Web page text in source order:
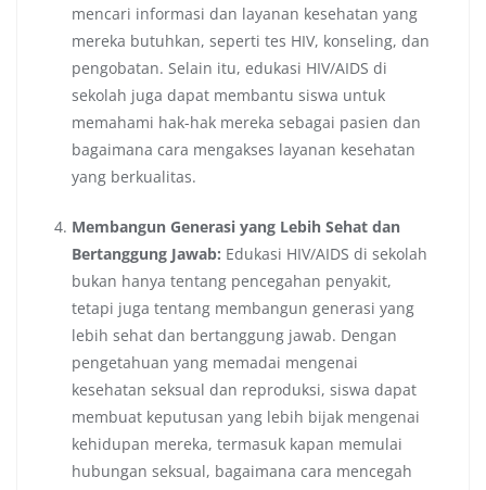
mencari informasi dan layanan kesehatan yang
mereka butuhkan, seperti tes HIV, konseling, dan
pengobatan. Selain itu, edukasi HIV/AIDS di
sekolah juga dapat membantu siswa untuk
memahami hak-hak mereka sebagai pasien dan
bagaimana cara mengakses layanan kesehatan
yang berkualitas.
Membangun Generasi yang Lebih Sehat dan
Bertanggung Jawab: Edukasi HIV/AIDS di sekolah
bukan hanya tentang pencegahan penyakit,
tetapi juga tentang membangun generasi yang
lebih sehat dan bertanggung jawab. Dengan
pengetahuan yang memadai mengenai
kesehatan seksual dan reproduksi, siswa dapat
membuat keputusan yang lebih bijak mengenai
kehidupan mereka, termasuk kapan memulai
hubungan seksual, bagaimana cara mencegah